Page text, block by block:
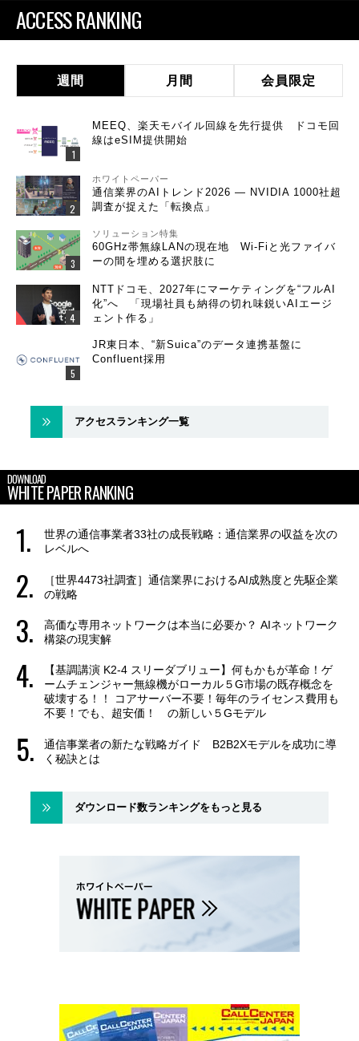
ACCESS RANKING
週間 月間 会員限定
MEEQ、楽天モバイル回線を先行提供 ドコモ回
線はeSIM提供開始
ホワイトペーパー
通信業界のAIトレンド2026 ― NVIDIA 1000社超
調査が捉えた「転換点」
ソリューション特集
60GHz帯無線LANの現在地 Wi-Fiと光ファイバ
ーの間を埋める選択肢に
NTTドコモ、2027年にマーケティングを“フルAI
化”へ 「現場社員も納得の切れ味鋭いAIエージ
ェント作る」
JR東日本、“新Suica”のデータ連携基盤に
Confluent採用
アクセスランキング一覧
DOWNLOAD
WHITE PAPER RANKING
世界の通信事業者33社の成長戦略：通信業界の収益を次の
レベルへ
［世界4473社調査］通信業界におけるAI成熟度と先駆企業
の戦略
高価な専用ネットワークは本当に必要か？ AIネットワーク
構築の現実解
【基調講演 K2-4 スリーダブリュー】何もかもが革命！ゲ
ームチェンジャー無線機がローカル５G市場の既存概念を
破壊する！！ コアサーバー不要！毎年のライセンス費用も
不要！でも、超安価！ の新しい５Gモデル
通信事業者の新たな戦略ガイド B2B2Xモデルを成功に導
く秘訣とは
ダウンロード数ランキングをもっと見る